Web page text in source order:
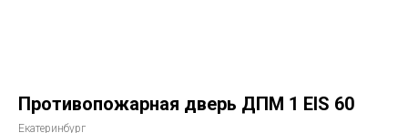
Противопожарная дверь ДПМ 1 EIS 60
Екатеринбург